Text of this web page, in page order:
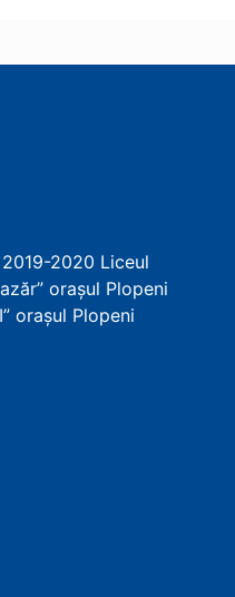
2020 Liceul
orașul Plopeni
orașul Plopeni